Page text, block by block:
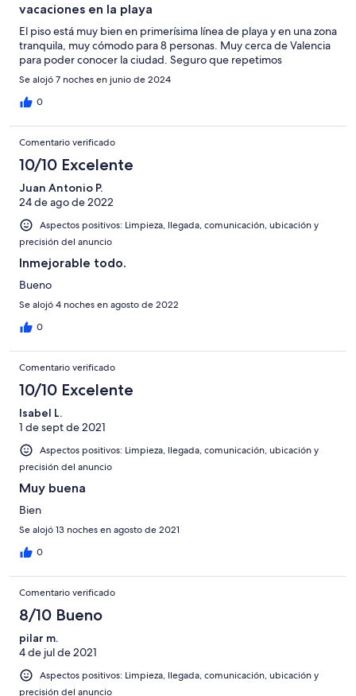
vacaciones en la playa
El piso está muy bien en primerísima línea de playa y en una zona
tranquila, muy cómodo para 8 personas. Muy cerca de Valencia
para poder conocer la ciudad. Seguro que repetimos
Se alojó 7 noches en junio de 2024
0
Comentario verificado
10/10 Excelente
Juan Antonio P.
24 de ago de 2022
Aspectos positivos: Limpieza, llegada, comunicación, ubicación y
precisión del anuncio
Inmejorable todo.
Bueno
Se alojó 4 noches en agosto de 2022
0
Comentario verificado
10/10 Excelente
Isabel L.
1 de sept de 2021
Aspectos positivos: Limpieza, llegada, comunicación, ubicación y
precisión del anuncio
Muy buena
Bien
Se alojó 13 noches en agosto de 2021
0
Comentario verificado
8/10 Bueno
pilar m.
4 de jul de 2021
Aspectos positivos: Limpieza, llegada, comunicación, ubicación y
precisión del anuncio